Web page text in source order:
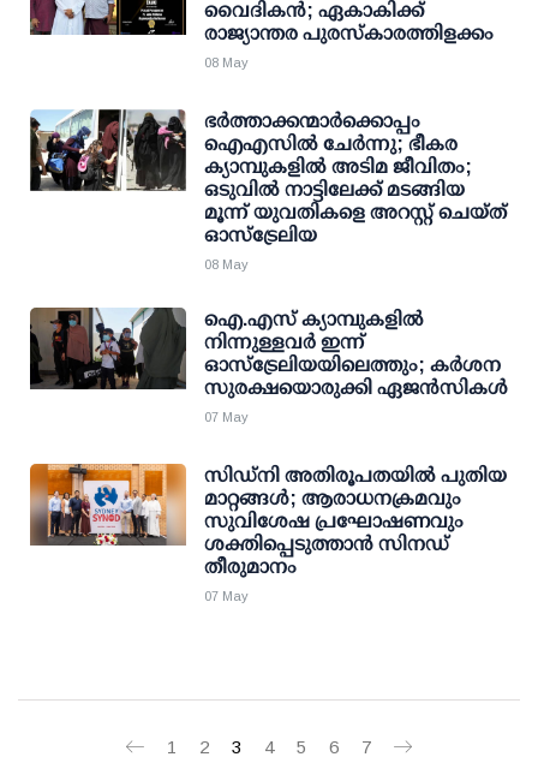
വൈദികൻ; ഏകാകിക്ക്
രാജ്യാന്തര പുരസ്‌കാരത്തിളക്കം
08 May
ഭർത്താക്കന്മാർക്കൊപ്പം
ഐഎസിൽ ചേർന്നു; ഭീകര
ക്യാമ്പുകളിൽ അടിമ ജീവിതം;
ഒടുവിൽ നാട്ടിലേക്ക് മടങ്ങിയ
മൂന്ന് യുവതികളെ അറസ്റ്റ് ചെയ്ത്
ഓസ്ട്രേലിയ
08 May
ഐ.എസ് ക്യാമ്പുകളിൽ
നിന്നുള്ളവർ ഇന്ന്
ഓസ്‌ട്രേലിയയിലെത്തും; കർശന
സുരക്ഷയൊരുക്കി ഏജൻസികൾ
07 May
സിഡ്‌നി അതിരൂപതയിൽ പുതിയ
മാറ്റങ്ങൾ; ആരാധനക്രമവും
സുവിശേഷ പ്രഘോഷണവും
ശക്തിപ്പെടുത്താൻ സിനഡ്
തീരുമാനം
07 May
1 2 3 4 5 6 7